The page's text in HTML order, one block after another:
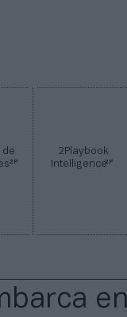
de
2P
2Playbook
Intelligence2P